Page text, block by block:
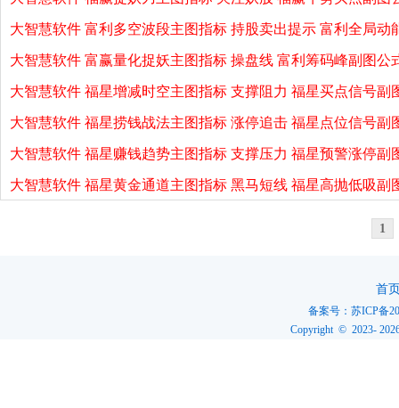
大智慧软件 富利多空波段主图指标 持股卖出提示 富利全局动
大智慧软件 富赢量化捉妖主图指标 操盘线 富利筹码峰副图公
大智慧软件 福星增减时空主图指标 支撑阻力 福星买点信号副
大智慧软件 福星捞钱战法主图指标 涨停追击 福星点位信号副
大智慧软件 福星赚钱趋势主图指标 支撑压力 福星预警涨停副
大智慧软件 福星黄金通道主图指标 黑马短线 福星高抛低吸副
1
首
备案号：苏ICP备
Copyright © 2023-